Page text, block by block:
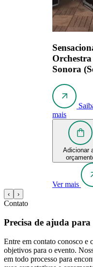
Orchestra
Sonora
mais
Adicionar
Ver mais
‹ ›
Contato
Precisa de ajuda para
Entre em contato conosco e
objetivos para o evento.
em todo processo para